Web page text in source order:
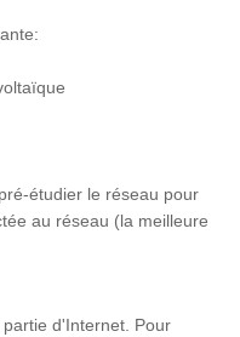
étudier le réseau pour
au réseau (la meilleure
d'Internet. Pour